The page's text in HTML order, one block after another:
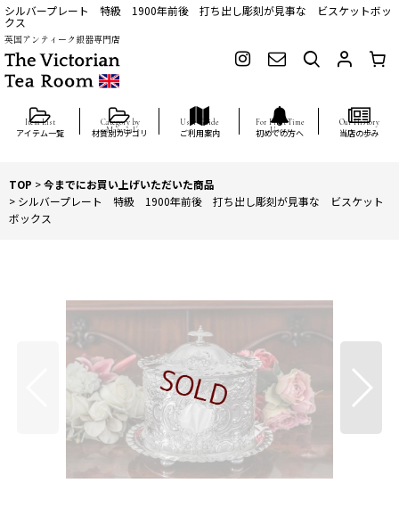
シルバープレート 特級 1900年前後 打ち出し彫刻が見事な ビスケットボッ
クス
英国アンティーク銀器専門店
アイテム一覧 材質別カテゴリ ご利用案内 初めての方へ 当店の歩み
TOP >今までにお買い上げいただいた商品
> シルバープレート 特級 1900年前後 打ち出し彫刻が見事な ビスケット
ボックス